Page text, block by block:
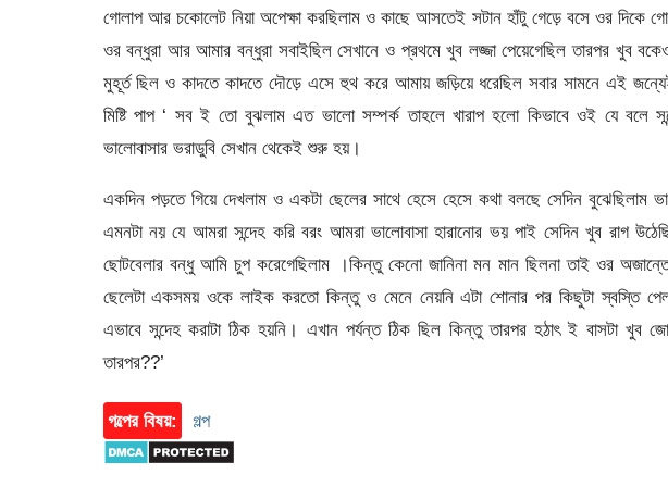
গোলাপ আর চকোলেট নিয়া অপেক্ষা করছিলাম ও কাছে আসতেই সটান হাঁটু গেড়ে বসে ওর দিকে
ওর বন্ধুরা আর আমার বন্ধুরা সবাইছিল সেখানে ও প্রথমে খুব লজ্জা পেয়েগেছিল তারপর খুব
মুহূর্ত ছিল ও কাদতে কাদতে দৌড়ে এসে হুথ করে আমায় জড়িয়ে ধরেছিল সবার সামনে এই
মিষ্টি পাপ ‘ সব ই তো বুঝলাম এত ভালো সম্পর্ক তাহলে খারাপ হলো কিভাবে ওই যে বলে
ভালোবাসার ভরাডুবি সেখান থেকেই শুরু হয়।
একদিন পড়তে গিয়ে দেখলাম ও একটা ছেলের সাথে হেসে হেসে কথা বলছে সেদিন
এমনটা নয় যে আমরা সন্দেহ করি বরং আমরা ভালোবাসা হারানোর ভয় পাই সেদিন খুব রাগ
ছোটবেলার বন্ধু আমি চুপ করেগেছিলাম ।কিন্তু কেনো জানিনা মন মান ছিলনা তাই ওর
ছেলেটা একসময় ওকে লাইক করতো কিন্তু ও মেনে নেয়নি এটা শোনার পর কিছুটা স্বস্তি
এভাবে সন্দেহ করাটা ঠিক হয়নি। এখান পর্যন্ত ঠিক ছিল কিন্তু তারপর হঠাৎ ই বাসটা
তারপর??’
গল্পের বিষয়: গল্প